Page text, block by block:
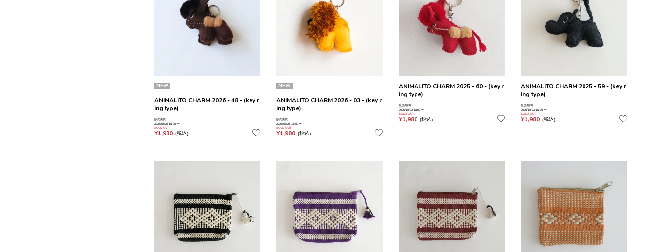
NEW
ANIMALITO CHARM 2026 - 48 - (key r
ing type)
販売期間
2026/05/25 18:00 〜
SOLD OUT
¥1,980 税込
NEW
ANIMALITO CHARM 2026 - 03 - (key r
ing type)
販売期間
2026/03/25 18:00 〜
SOLD OUT
¥1,980 税込
ANIMALITO CHARM 2025 - 60 - (key r
ing type)
販売期間
2025/10/22 18:00 〜
SOLD OUT
¥1,980 税込
ANIMALITO CHARM 2025 - 59 - (key r
ing type)
販売期間
2025/10/22 18:00 〜
SOLD OUT
¥1,980 税込